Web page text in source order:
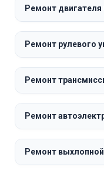
Ремонт
Ремонт рулевого
Ремонт
Ремонт
Ремонт